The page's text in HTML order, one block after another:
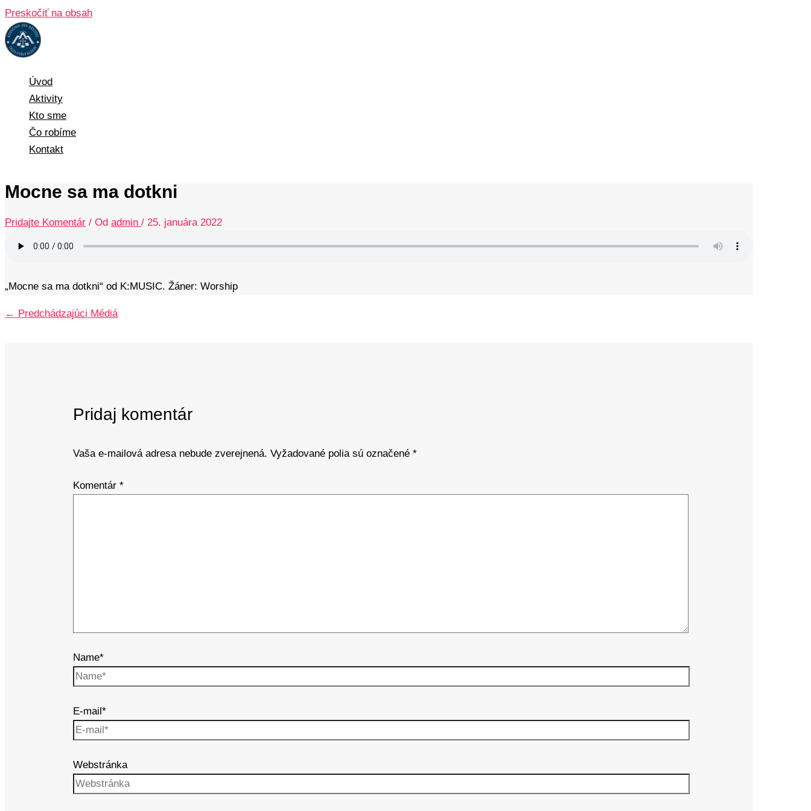
Preskočiť na obsah
Úvod
Aktivity
Kto sme
Čo robíme
Kontakt
Mocne sa ma dotkni
Pridajte Komentár / Od admin / 25. januára 2022
„Mocne sa ma dotkni“ od K:MUSIC. Žáner: Worship
← Predchádzajúci Médiá
Pridaj komentár
Vaša e-mailová adresa nebude zverejnená. Vyžadované polia sú označené*
Komentár*
Name*
E-mail*
Webstránka